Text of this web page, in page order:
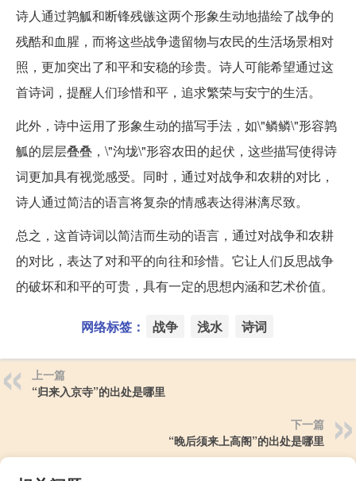
诗人通过鹑觚和断锋残镞这两个形象生动地描绘了战争的
残酷和血腥，而将这些战争遗留物与农民的生活场景相对
照，更加突出了和平和安稳的珍贵。诗人可能希望通过这
首诗词，提醒人们珍惜和平，追求繁荣与安宁的生活。
此外，诗中运用了形象生动的描写手法，如\"鳞鳞\"形容鹑
觚的层层叠叠，\"沟垅\"形容农田的起伏，这些描写使得诗
词更加具有视觉感受。同时，通过对战争和农耕的对比，
诗人通过简洁的语言将复杂的情感表达得淋漓尽致。
总之，这首诗词以简洁而生动的语言，通过对战争和农耕
的对比，表达了对和平的向往和珍惜。它让人们反思战争
的破坏和和平的可贵，具有一定的思想内涵和艺术价值。
网络标签： 战争 浅水 诗词
上一篇
“归来入京寺”的出处是哪里
下一篇
“晚后须来上高阁”的出处是哪里